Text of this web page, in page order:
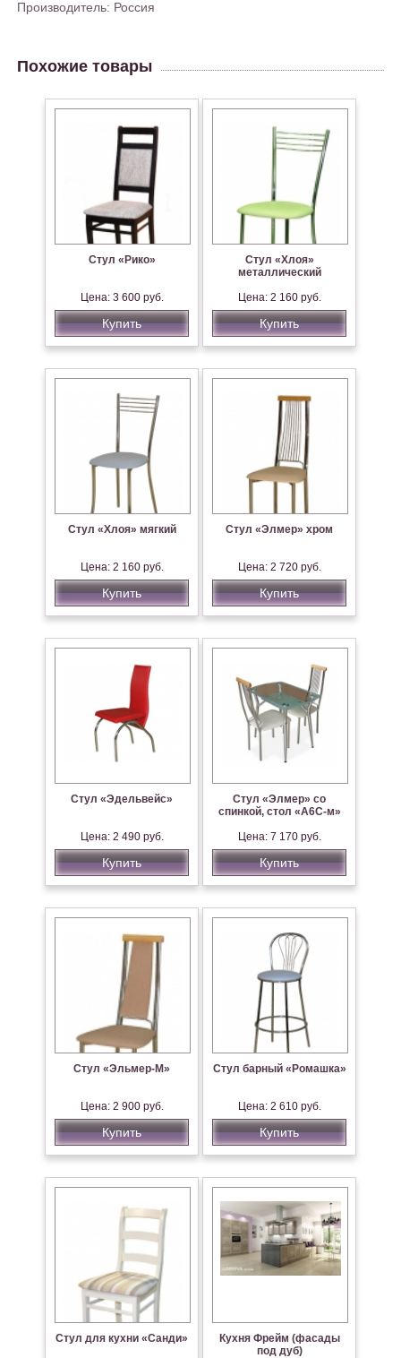
Производитель: Россия
Похожие товары
Стул «Рико»
Цена: 3 600 руб.
Купить
Стул «Хлоя»
металлический
Цена: 2 160 руб.
Купить
Стул «Хлоя» мягкий
Цена: 2 160 руб.
Купить
Стул «Элмер» хром
Цена: 2 720 руб.
Купить
Стул «Эдельвейс»
Цена: 2 490 руб.
Купить
Стул «Элмер» со
спинкой, стол «А6С-м»
Цена: 7 170 руб.
Купить
Стул «Эльмер-М»
Цена: 2 900 руб.
Купить
Стул барный «Ромашка»
Цена: 2 610 руб.
Купить
Стул для кухни «Санди»
Кухня Фрейм (фасады
под дуб)